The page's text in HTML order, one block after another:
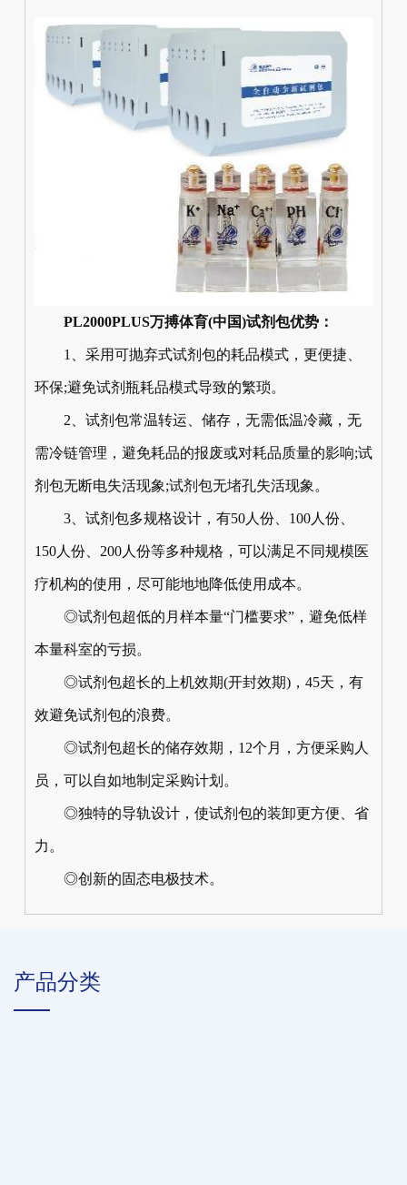
PL2000PLUS万搏体育(中国)试剂包优势：
1、采用可抛弃式试剂包的耗品模式，更便捷、
环保;避免试剂瓶耗品模式导致的繁琐。
2、试剂包常温转运、储存，无需低温冷藏，无
需冷链管理，避免耗品的报废或对耗品质量的影响;试
剂包无断电失活现象;试剂包无堵孔失活现象。
3、试剂包多规格设计，有50人份、100人份、
150人份、200人份等多种规格，可以满足不同规模医
疗机构的使用，尽可能地地降低使用成本。
◎试剂包超低的月样本量“门槛要求”，避免低样
本量科室的亏损。
◎试剂包超长的上机效期(开封效期)，45天，有
效避免试剂包的浪费。
◎试剂包超长的储存效期，12个月，方便采购人
员，可以自如地制定采购计划。
◎独特的导轨设计，使试剂包的装卸更方便、省
力。
◎创新的固态电极技术。
产品分类